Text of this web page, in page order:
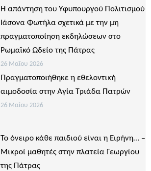
Η απάντηση του Υφυπουργού Πολιτισμού
Ιάσονα Φωτήλα σχετικά με την μη
πραγματοποίηση εκδηλώσεων στο
Ρωμαϊκό Ωδείο της Πάτρας
26 Μαΐου 2026
Πραγματοποιήθηκε η εθελοντική
αιμοδοσία στην Αγία Τριάδα Πατρών
26 Μαΐου 2026
Το όνειρο κάθε παιδιού είναι η Ειρήνη… –
Μικροί μαθητές στην πλατεία Γεωργίου
της Πάτρας